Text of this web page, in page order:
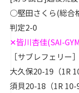
○堅田さくら(総合
判定2-0
✕皆川杏佳(SAI-
［サブレフェリー］
大久保20-19（1R
須貝20-18（1R 10-